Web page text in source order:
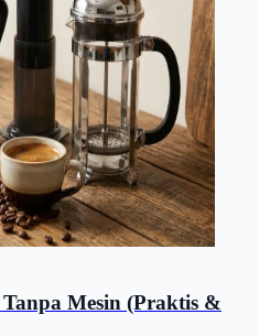
Mesin (Praktis &